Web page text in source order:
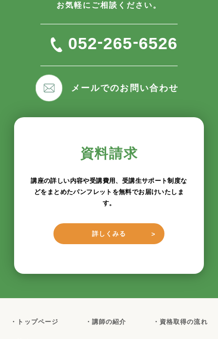
お気軽にご相談ください。
052-265-6526
メールでのお問い合わせ
資料請求
講座の詳しい内容や受講費用、受講生サポート制度な
どをまとめたパンフレットを無料でお届けいたしま
す。
詳しくみる
・トップページ ・講師の紹介 ・資格取得の流れ